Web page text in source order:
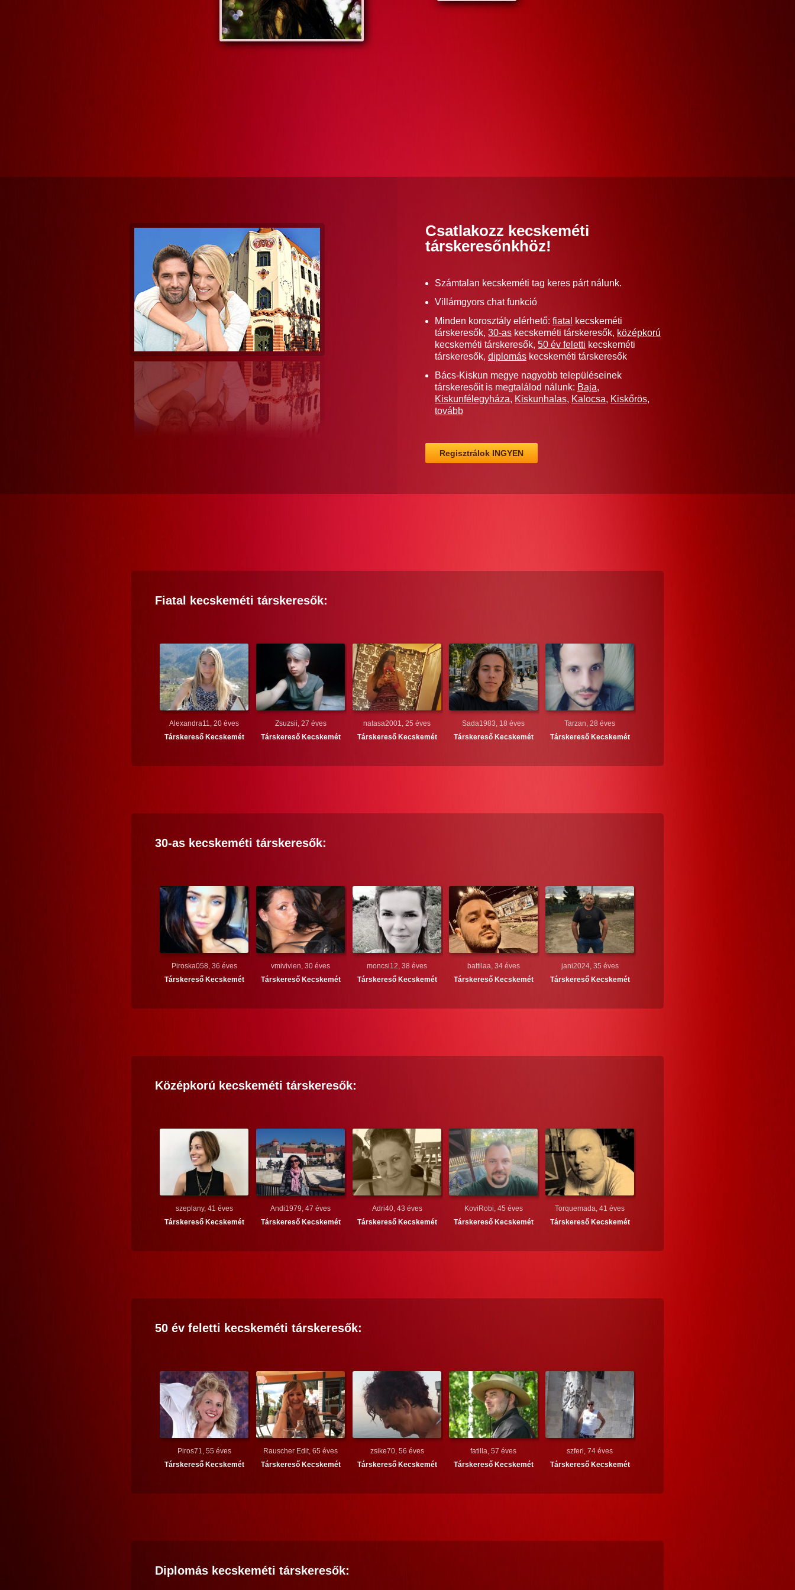
Csatlakozz kecskeméti
társkeresőnkhöz!
Számtalan kecskeméti tag keres párt nálunk.
Villámgyors chat funkció
Minden korosztály elérhető: fiatal
kecskeméti
társkeresők, 30-as kecskeméti társkeresők, középkorú
kecskeméti társkeresők, 50 év feletti kecskeméti
társkeresők, diplomás kecskeméti társkeresők
Bács-Kiskun megye nagyobb településeinek
társkeresőit is megtalálod nálunk: Baja,
Kiskunfélegyháza, Kiskunhalas, Kalocsa, Kiskőrös,
tovább
Regisztrálok INGYEN
Fiatal kecskeméti társkeresők:
Alexandra11, 20 éves
Társkereső Kecskemét
Zsuzsii, 27 éves
Társkereső Kecskemét
natasa2001, 25 éves
Társkereső Kecskemét
Sada1983, 18 éves
Társkereső Kecskemét
Tarzan, 28 éves
Társkereső Kecskemét
30-as kecskeméti társkeresők:
Piroska058, 36 éves
Társkereső Kecskemét
vmivivien, 30 éves
Társkereső Kecskemét
moncsi12, 38 éves
Társkereső Kecskemét
battilaa, 34 éves
Társkereső Kecskemét
jani2024, 35 éves
Társkereső Kecskemét
Középkorú kecskeméti társkeresők:
szeplany, 41 éves
Társkereső Kecskemét
Andi1979, 47 éves
Társkereső Kecskemét
Adri40, 43 éves
Társkereső Kecskemét
KoviRobi, 45 éves
Társkereső Kecskemét
Torquemada, 41 éves
Társkereső Kecskemét
50 év feletti kecskeméti társkeresők:
Piros71, 55 éves
Társkereső Kecskemét
Rauscher Edit, 65 éves
Társkereső Kecskemét
zsike70, 56 éves
Társkereső Kecskemét
fatilla, 57 éves
Társkereső Kecskemét
szferi, 74 éves
Társkereső Kecskemét
Diplomás kecskeméti társkeresők: